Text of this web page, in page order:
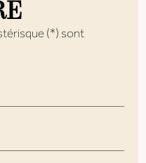
(*) sont